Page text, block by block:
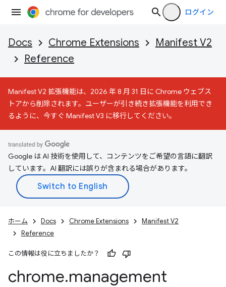
ログイン
Docs Chrome Extensions
Manifest V2
Reference
Manifest V2 拡張機能は、2026 年 8 月 31 日に Chrome ウェブス
トアから削除されます。ユーザーが引き続き拡張機能を利用でき
るように、今すぐ Manifest V3 に移行してください。
Google は AI 技術を使用して、コンテンツをご希望の言語に翻訳
しています。AI 翻訳には誤りが含まれる場合があります。
ホーム Docs Chrome Extensions
Manifest V2
Reference
この情報は役に立ちましたか？
chrome.management